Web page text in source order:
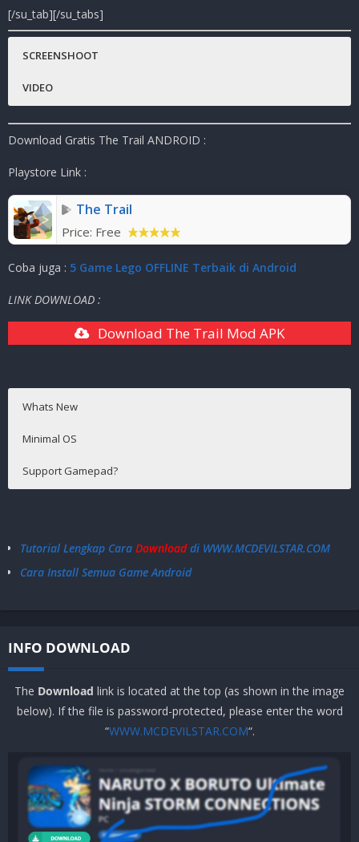
[/su_tab][/su_tabs]
SCREENSHOOT
VIDEO
Download Gratis The Trail ANDROID :
Playstore Link :
The Trail
Price: Free
Coba juga : 5 Game Lego OFFLINE Terbaik di Android
LINK DOWNLOAD :
Download The Trail Mod APK
Whats New
Minimal OS
Support Gamepad?
Tutorial Lengkap Cara Downloaddi WWW.MCDEVILSTAR.COM
Cara Install Semua Game Android
INFO DOWNLOAD
The Download link is located at the top (as shown in the image
below). If the file is password-protected, please enter the word
“WWW.MCDEVILSTAR.COM“.